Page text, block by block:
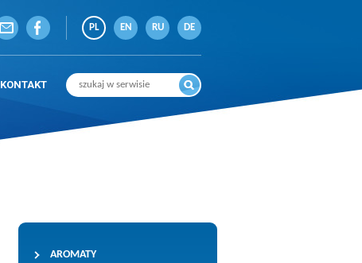
PL EN RU DE
KONTAKT
AROMATY